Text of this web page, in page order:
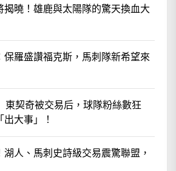
揭曉！雄鹿與太陽隊的驚天換血大
保羅盛讚福克斯，馬刺隊新希望來
東契奇被交易后，球隊粉絲數狂
大事」！
人、馬刺史詩級交易震驚聯盟，